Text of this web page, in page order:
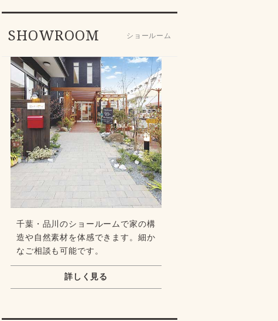
SHOWROOM ショールーム
千葉・品川のショールームで家の構
造や自然素材を体感できます。細か
なご相談も可能です。
詳しく見る